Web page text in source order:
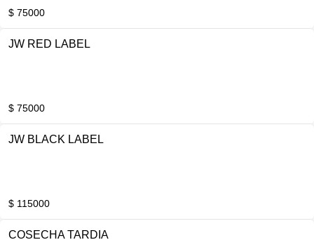
$ 75000
JW RED LABEL
$ 75000
JW BLACK LABEL
$ 115000
COSECHA TARDIA